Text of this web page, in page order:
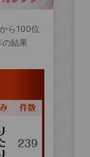
ら100位
結果